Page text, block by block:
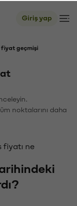
Giriş yap
fiyat geçmişi
noktalarını daha
fiyatı ne